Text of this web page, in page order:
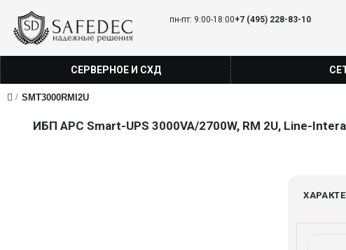
пн-пт: 9:00-18:00+7 (495) 228-83-10
СЕРВЕРНОЕ И СХД
SMT3000RMI2U
ИБП APC Smart-UPS 3000VA/2700W, RM 2U, Line-